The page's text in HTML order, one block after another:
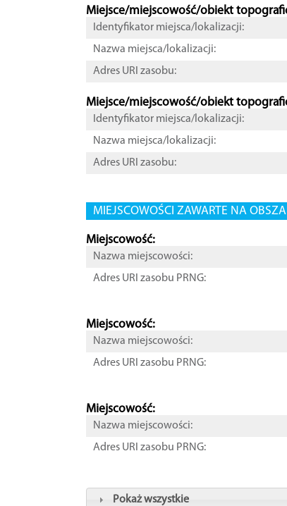
Miejsce/miejscowość/obiekt
Identyfikator miejsca/lokalizacji:
Nazwa miejsca/lokalizacji:
Adres URI zasobu:
Miejsce/miejscowość/obiekt
Identyfikator miejsca/lokalizacji:
Nazwa miejsca/lokalizacji:
Adres URI zasobu:
MIEJSCOWOŚCI ZAWARTE NA
Miejscowość:
Nazwa miejscowości:
Adres URI zasobu PRNG:
Miejscowość:
Nazwa miejscowości:
Adres URI zasobu PRNG:
Miejscowość:
Nazwa miejscowości:
Adres URI zasobu PRNG:
Pokaż wszystkie